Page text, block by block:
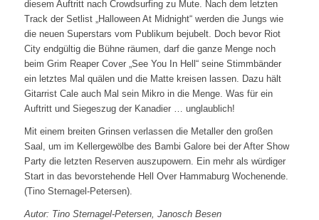
diesem Auftritt nach Crowdsurfing zu Mute. Nach dem letzten
Track der Setlist „Halloween At Midnight“ werden die Jungs wie
die neuen Superstars vom Publikum bejubelt. Doch bevor Riot
City endgültig die Bühne räumen, darf die ganze Menge noch
beim Grim Reaper Cover „See You In Hell“ seine Stimmbänder
ein letztes Mal quälen und die Matte kreisen lassen. Dazu hält
Gitarrist Cale auch Mal sein Mikro in die Menge. Was für ein
Auftritt und Siegeszug der Kanadier … unglaublich!
Mit einem breiten Grinsen verlassen die Metaller den großen
Saal, um im Kellergewölbe des Bambi Galore bei der After Show
Party die letzten Reserven auszupowern. Ein mehr als würdiger
Start in das bevorstehende Hell Over Hammaburg Wochenende.
(Tino Sternagel-Petersen).
Autor: Tino Sternagel-Petersen, Janosch Besen